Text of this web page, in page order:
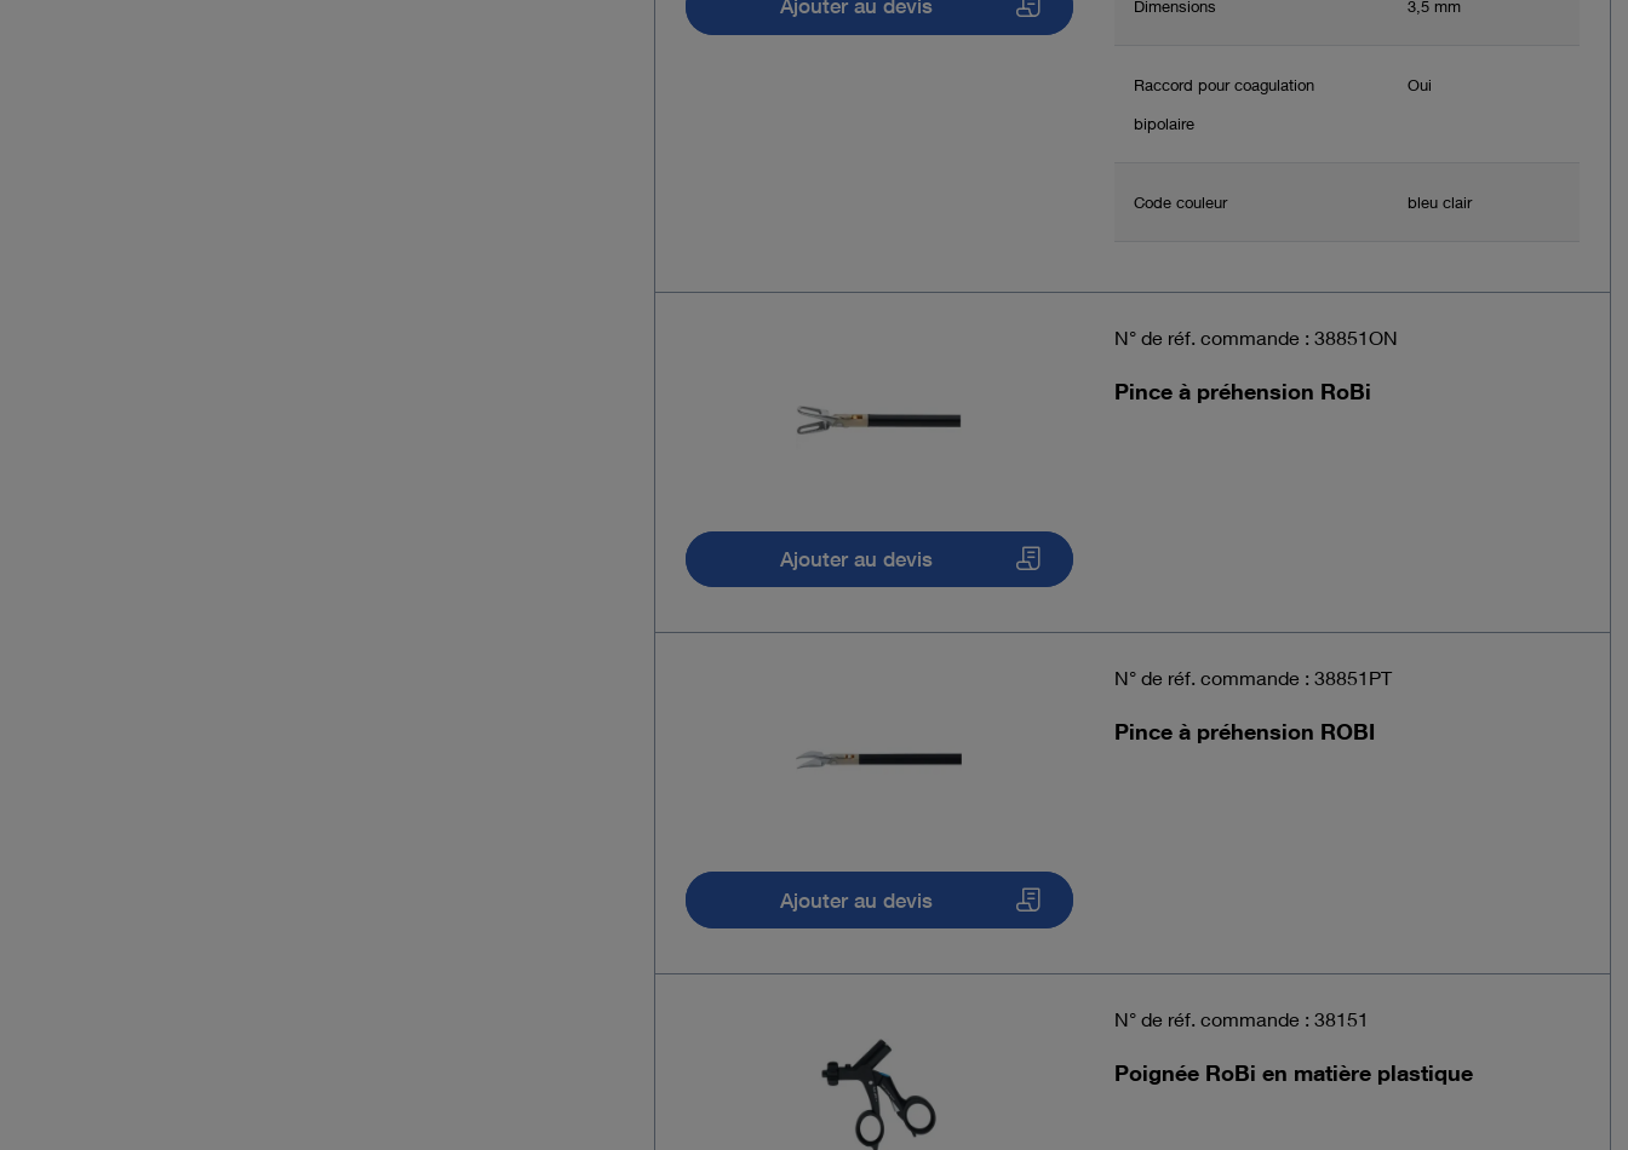
Dimensions 3,5 mm
Raccord pour coagulation
bipolaire
Oui
Code couleur bleu clair
Ajouter au devis
N° de réf. commande : 38851ON
Pince à préhension RoBi
Ajouter au devis
N° de réf. commande : 38851PT
Pince à préhension ROBI
Ajouter au devis
N° de réf. commande : 38151
Poignée RoBi en matière plastique